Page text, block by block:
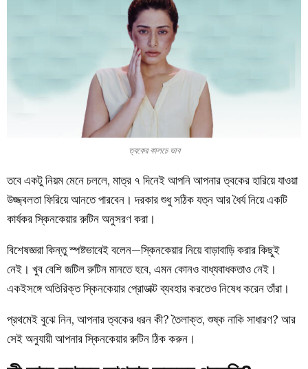
ত্বকের কালচে ভাব
তবে একটু নিয়ম মেনে চললে, মাত্র ৭ দিনেই আপনি আপনার ত্বকের হারিয়ে যাওয়া
উজ্জ্বলতা ফিরিয়ে আনতে পারবেন। দরকার শুধু সঠিক যত্ন আর ধৈর্য নিয়ে একটি
কার্যকর স্কিনকেয়ার রুটিন অনুসরণ করা।
বিশেষজ্ঞরা কিন্তু স্পষ্টভাবেই বলেন—স্কিনকেয়ার নিয়ে বাড়াবাড়ি করার কিছুই
নেই। খুব বেশি জটিল রুটিন মানতে হবে, এমন কোনও বাধ্যবাধকতাও নেই।
একইসঙ্গে অতিরিক্ত স্কিনকেয়ার প্রোডাক্ট ব্যবহার করতেও নিষেধ করেন তাঁরা।
প্রথমেই বুঝে নিন, আপনার ত্বকের ধরন কী? তৈলাক্ত, শুষ্ক নাকি সাধারণ? আর
সেই অনুযায়ী আপনার স্কিনকেয়ার রুটিন ঠিক করুন।